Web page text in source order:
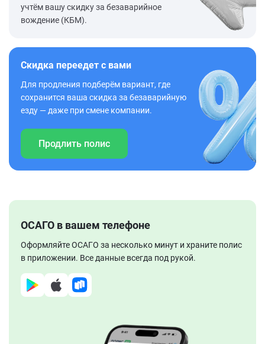
учтём вашу скидку за безаварийное
вождение (КБМ).
Скидка переедет с вами
Для продления подберём вариант, где
сохранится ваша скидка за безаварийную
езду — даже при смене компании.
Продлить полис
ОСАГО в вашем телефоне
Оформляйте ОСАГО за несколько минут и храните полис
в приложении. Все данные всегда под рукой.